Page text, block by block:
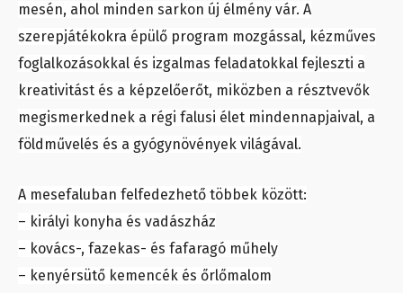
mesén, ahol minden sarkon új élmény vár. A
szerepjátékokra épülő program mozgással, kézműves
foglalkozásokkal és izgalmas feladatokkal fejleszti a
kreativitást és a képzelőerőt, miközben a résztvevők
megismerkednek a régi falusi élet mindennapjaival, a
földművelés és a gyógynövények világával.
A mesefaluban felfedezhető többek között:
– királyi konyha és vadászház
– kovács-, fazekas- és fafaragó műhely
– kenyérsütő kemencék és őrlőmalom